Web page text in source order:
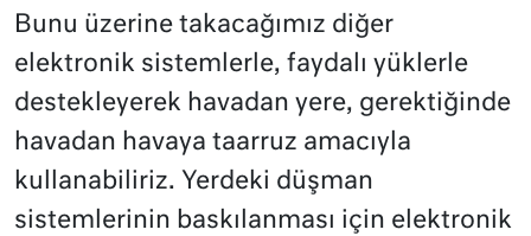
Bunu üzerine takacağımız diğer
elektronik sistemlerle, faydalı yüklerle
destekleyerek havadan yere, gerektiğinde
havadan havaya taarruz amacıyla
kullanabiliriz. Yerdeki düşman
sistemlerinin baskılanması için elektronik